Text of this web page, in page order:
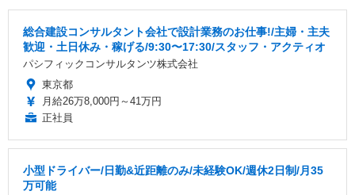
総合建設コンサルタント会社で設計業務のお仕事!/主婦・主夫
歓迎・土日休み・稼げる/9:30〜17:30/スタッフ・アクティオ
パシフィックコンサルタンツ株式会社
東京都
月給26万8,000円～41万円
正社員
小型ドライバー/日勤&近距離のみ/未経験OK/週休2日制/月35
万可能